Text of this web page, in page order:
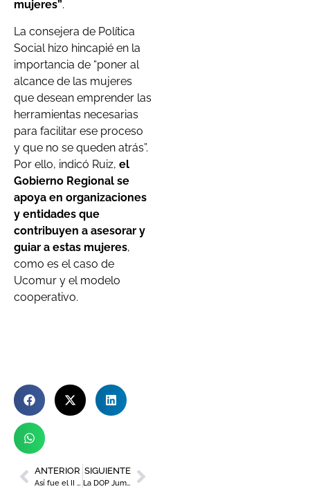
mujeres”.
La consejera de Política
Social hizo hincapié en la
importancia de “poner al
alcance de las mujeres
que desean emprender las
herramientas necesarias
para facilitar ese proceso
y que no se queden atrás”.
Por ello, indicó Ruiz, el
Gobierno Regional se
apoya en organizaciones
y entidades que
contribuyen a asesorar y
guiar a estas mujeres,
como es el caso de
Ucomur y el modelo
cooperativo.
ANTERIOR
Así fue el II Foro de Directivos de ADIMUR
SIGUIENTE
La DOP Jumilla asistirá al ‘Encuentro Global de los Grandes Vinos de Decanter’ en Londres